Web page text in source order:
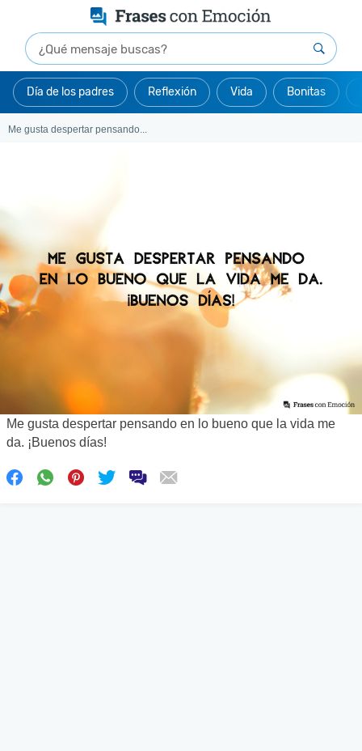
Día de los padres Reflexión Vida Bonitas
Me gusta despertar pensando...
Me gusta despertar pensando en lo bueno que la vida me
da. ¡Buenos días!